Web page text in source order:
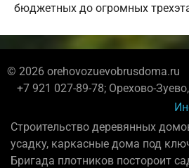
бюджетных до огромных
© 2026 orehovozuevobrusdoma.ru
+7 921 027-89-78; Орехово-
Строительство деревянных
усадку, каркасные дома под
Бригада плотников постороит